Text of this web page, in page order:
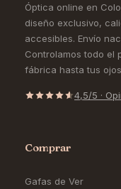
Óptica online en
diseño exclusivo,
accesibles. Envío
Controlamos todo el
fábrica hasta tus
4,5/5 ·
Comprar
Gafas de Ver